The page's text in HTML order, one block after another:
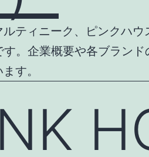
ティニーク、ピンクハ
す。企業概要や各ブラン
す。